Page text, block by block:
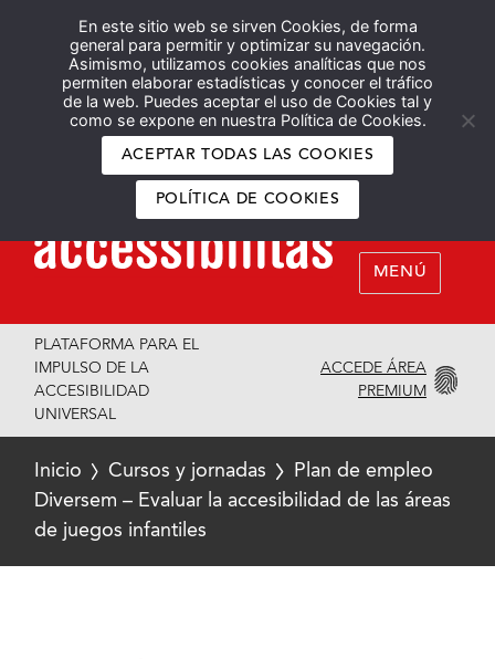
En este sitio web se sirven Cookies, de forma
general para permitir y optimizar su navegación.
Asimismo, utilizamos cookies analíticas que nos
permiten elaborar estadísticas y conocer el tráfico
de la web. Puedes aceptar el uso de Cookies tal y
como se expone en nuestra Política de Cookies.
ACEPTAR TODAS LAS COOKIES
POLÍTICA DE COOKIES
Español English
MENÚ
PLATAFORMA PARA EL
IMPULSO DE LA
ACCESIBILIDAD
UNIVERSAL
ACCEDE ÁREA
PREMIUM
Inicio Cursos y jornadas
Plan de empleo
Diversem – Evaluar la accesibilidad de las áreas
de juegos infantiles